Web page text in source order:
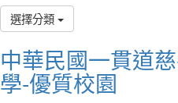
選擇分類
中華民國一貫道
學-優質校園